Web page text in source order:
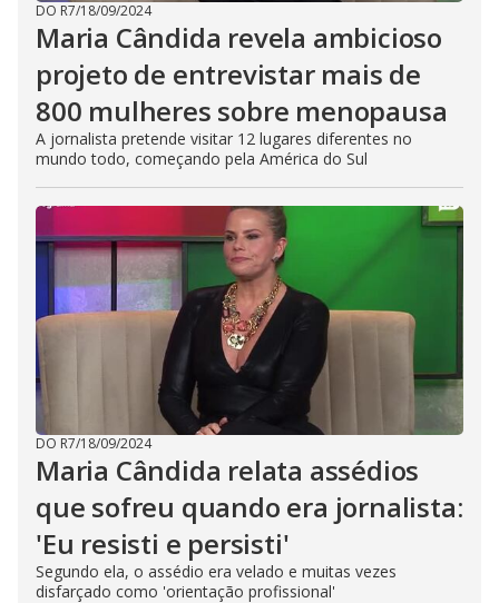
DO R7/18/09/2024
Maria Cândida revela ambicioso
projeto de entrevistar mais de
800 mulheres sobre menopausa
A jornalista pretende visitar 12 lugares diferentes no
mundo todo, começando pela América do Sul
DO R7/18/09/2024
Maria Cândida relata assédios
que sofreu quando era jornalista:
'Eu resisti e persisti'
Segundo ela, o assédio era velado e muitas vezes
disfarçado como 'orientação profissional'